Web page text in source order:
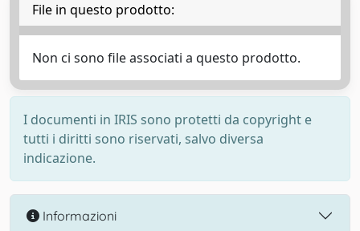
File in questo prodotto:
Non ci sono file associati a questo prodotto.
I documenti in IRIS sono protetti da copyright e
tutti i diritti sono riservati, salvo diversa
indicazione.
Informazioni